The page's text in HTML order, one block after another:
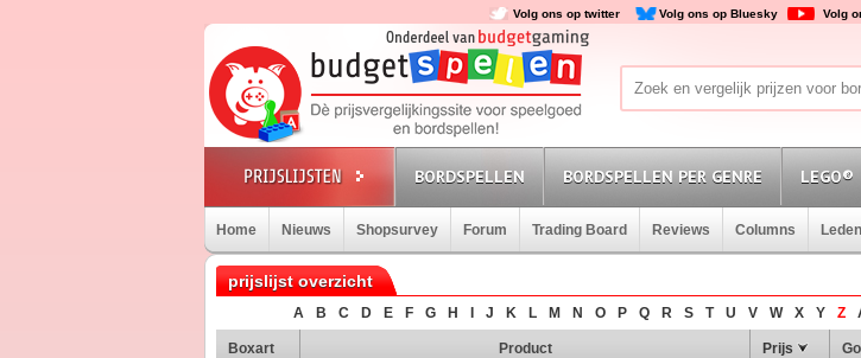
Volg ons op twitter Volg ons op Bluesky Volg
BORDSPELLEN BORDSPELLEN PER GENRE LEGO®
Home Nieuws Shopsurvey Forum Trading Board Reviews Columns Leden
prijslijst overzicht
A B C D E F G H J K L M N O P Q R S T U V W X Y Z
Boxart Product Prijs